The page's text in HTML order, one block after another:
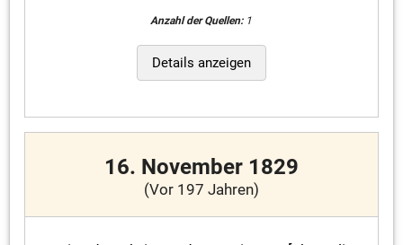
Anzahl der Quellen:1
Details anzeigen
16. November 1829
(Vor 197 Jahren)